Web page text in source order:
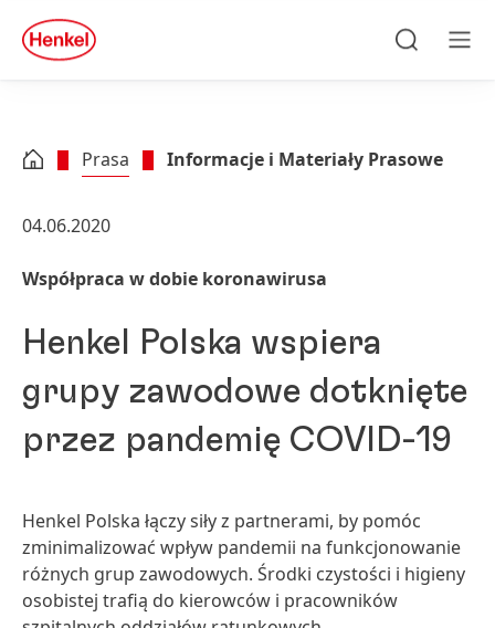
Skip to footer
quick
search
Prasa Informacje i Materiały Prasowe
04.06.2020
Współpraca w dobie koronawirusa
Henkel Polska wspiera
grupy zawodowe dotknięte
przez pandemię COVID-19
Henkel Polska łączy siły z partnerami, by pomóc
zminimalizować wpływ pandemii na funkcjonowanie
różnych grup zawodowych. Środki czystości i higieny
osobistej trafią do kierowców i pracowników